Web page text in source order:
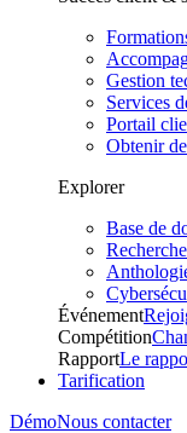
Gestion
Services
Portail
Obtenir
Explorer
Base de
Événement
Compétition
RapportLe
Tarification
DémoNous contacter